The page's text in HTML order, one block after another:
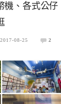
機、各式公
2017-08-25 2